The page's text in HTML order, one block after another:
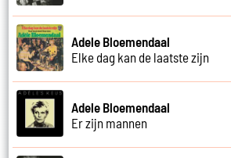
Adele Bloemendaal
Elke dag kan de laatste zijn
Adele Bloemendaal
Er zijn mannen